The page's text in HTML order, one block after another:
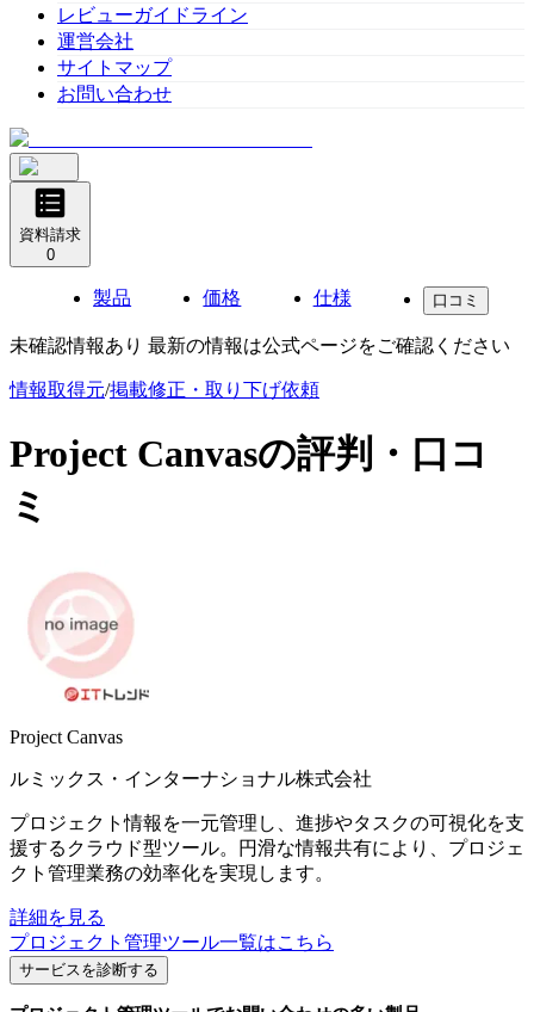
レビューガイドライン
運営会社
サイトマップ
お問い合わせ
資料請求
0
製品 価格 仕様 口コミ
未確認情報あり 最新の情報は公式ページをご確認ください
情報取得元/掲載修正・取り下げ依頼
Project Canvasの評判・口コ
ミ
Project Canvas
ルミックス・インターナショナル株式会社
プロジェクト情報を一元管理し、進捗やタスクの可視化を支
援するクラウド型ツール。円滑な情報共有により、プロジェ
クト管理業務の効率化を実現します。
詳細を見る
プロジェクト管理ツール一覧はこちら
サービスを診断する